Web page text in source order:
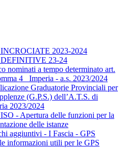
2023-2024
DEFINITIVE 23-24
nominati a tempo determinato art.
4_ Imperia - a.s. 2023/2024
Graduatorie Provinciali per
(G.P.S.) dell’A.T.S. di
2023/2024
- Apertura delle funzioni per la
delle istanze
aggiuntivi - I Fascia - GPS
informazioni utili per le GPS